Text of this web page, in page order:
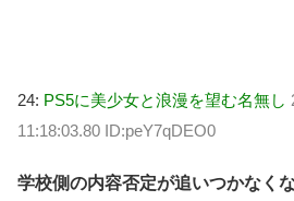
24: PS5に美少女と浪漫を望む名無し
11:18:03.80 ID:peY7qDEO0
学校側の内容否定が追いつかなく